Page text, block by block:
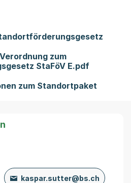
zum
StaFöV E.pdf
zum Standortpaket
kaspar.sutter@bs.ch